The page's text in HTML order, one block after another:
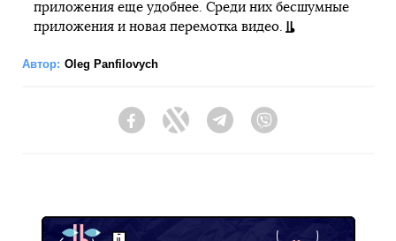
приложения еще удобнее. Среди них бесшумные
приложения и новая перемотка видео.
Автор: Oleg Panfilovych
FacebookTwitter Telegram